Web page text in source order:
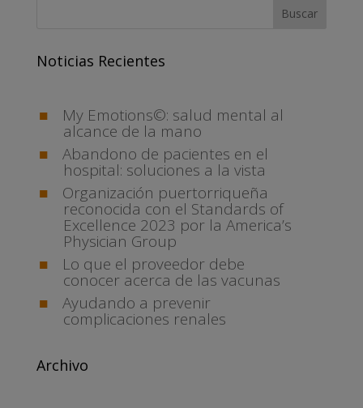
Noticias Recientes
My Emotions©: salud mental al
alcance de la mano
Abandono de pacientes en el
hospital: soluciones a la vista
Organización puertorriqueña
reconocida con el Standards of
Excellence 2023 por la America’s
Physician Group
Lo que el proveedor debe
conocer acerca de las vacunas
Ayudando a prevenir
complicaciones renales
Archivo